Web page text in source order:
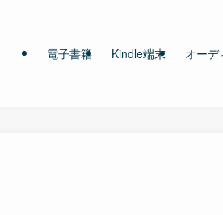
電子書籍 Kindle端末 オーデ